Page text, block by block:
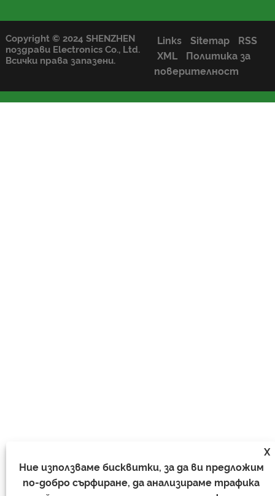
X
Ние използваме бисквитки, за да ви предложим
по-добро сърфиране, да анализираме трафика
Copyright © 2024 SHENZHEN
поздрави Electronics Co., Ltd.
Всички права запазени.
Links Sitemap
RSS
XML
Политика за
поверителност